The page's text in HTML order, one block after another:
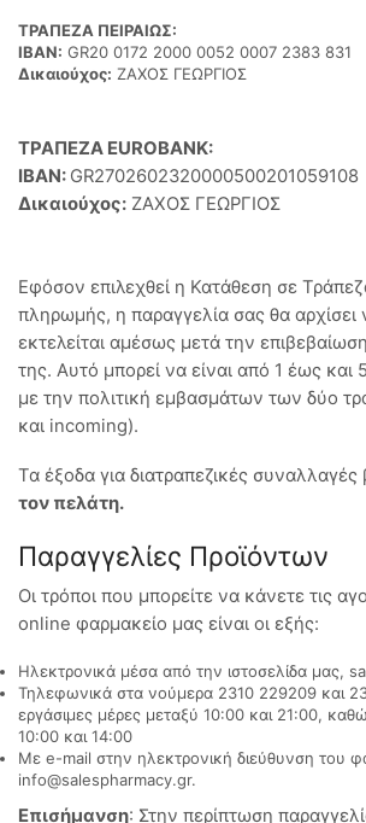
ΤΡΑΠΕΖΑ ΠΕΙΡΑΙΩΣ:
IBAN: GR20 0172 2000 0052 0007 2383 831
Δικαιούχος: ΖΑΧΟΣ ΓΕΩΡΓΙΟΣ
ΤΡΑΠΕΖΑ EUROBANK:
IBAN: GR2702602320000500201059108
Δικαιούχος: ΖΑΧΟΣ ΓΕΩΡΓΙΟΣ
Εφόσον επιλεχθεί η Κατάθεση σε
πληρωμής, η παραγγελία σας θα αρχίσει
εκτελείται αμέσως μετά την
της. Αυτό μπορεί να είναι από 1 έως και
με την πολιτική εμβασμάτων των δύο
και incoming).
Τα έξοδα για διατραπεζικές
τον πελάτη.
Παραγγελίες Προϊόντων
Οι τρόποι που μπορείτε να κάνετε τις
online φαρμακείο μας είναι οι εξής:
Ηλεκτρονικά μέσα από την ιστοσελίδα μας,
Τηλεφωνικά στα νούμερα 2310 229209 και
εργάσιμες μέρες μεταξύ 10:00 και 21:00,
10:00 και 14:00
Με e-mail στην ηλεκτρονική διεύθυνση του
info@salespharmacy.gr.
Επισήμανση: Στην περίπτωση